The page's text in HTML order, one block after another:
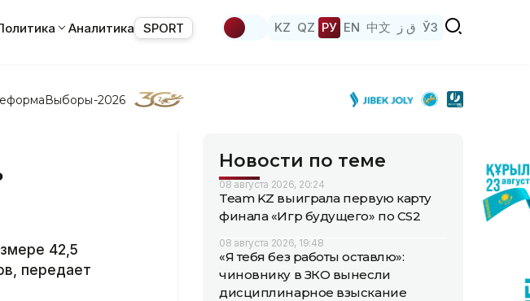
Аналитика SPORT KZ QZ РУ EN 中文 ق ز ЎЗ
Выборы-2026
42,5
передает
Новости по теме
08 августа 2026, 20:24
Team KZ выиграла первую карту
финала «Игр будущего» по CS2
08 августа 2026, 19:48
«Я тебя без работы оставлю»:
чиновнику в ЗКО вынесли
дисциплинарное взыскание